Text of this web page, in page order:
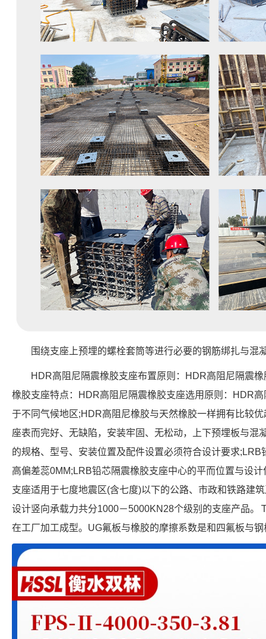
围绕支座上预埋的螺栓套筒等进行必要的钢筋绑扎与混
HDR高阻尼隔震橡胶支座布置原则：HDR高阻尼隔震
橡胶支座特点：HDR高阻尼隔震橡胶支座选用原则：HDR
于不同气候地区;HDR高阻尼橡胶与天然橡胶一样拥有比较
座表而完好、无缺陷，安装牢固、无松动，上下预埋板与混
的规格、型号、安装位置及配件设置必须符合设计要求
高偏差蕊0MM;LRB铅芯隔震橡胶支座中心的平而位置与设
支座适用于七度地震区(含七度)以下的公路、市政和铁路建
设计竖向承载力共分1000－5000KN28个级别的支座产品。
在工厂加工成型。UG氟板与橡胶的摩擦系数是和四氟板与